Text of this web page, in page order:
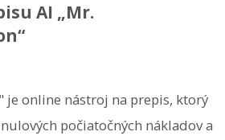
AI „Mr.
je online nástroj na prepis, ktorý
počiatočných nákladov a